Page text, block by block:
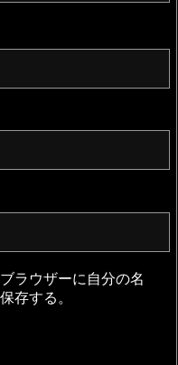
ラウザーに自分の名
存する。